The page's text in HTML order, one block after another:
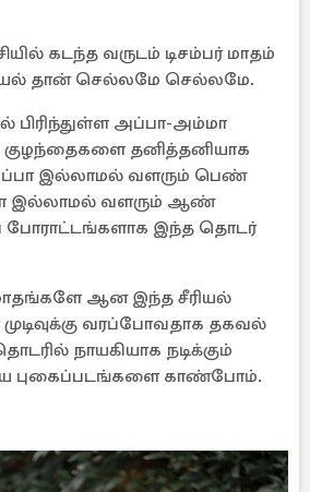
கடந்த வருடம் டிசம்பர் மாதம்
தான் செல்லமே செல்லமே.
பிரிந்துள்ள அப்பா-அம்மா
குழந்தைகளை தனித்தனியாக
இல்லாமல் வளரும் பெண்
இல்லாமல் வளரும் ஆண்
போராட்டங்களாக இந்த தொடர்
ஆன இந்த சீரியல்
வரப்போவதாக தகவல்
நாயகியாக நடிக்கும்
புகைப்படங்களை காண்போம்.